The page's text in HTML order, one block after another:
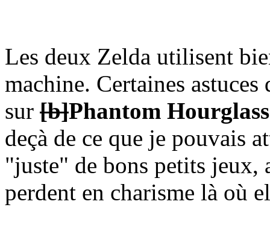
Les deux Zelda utilisent
machine. Certaines astuces
sur [b]Phantom Hourglass
deçà de ce que je pouvais
"juste" de bons petits jeux,
perdent en charisme là où